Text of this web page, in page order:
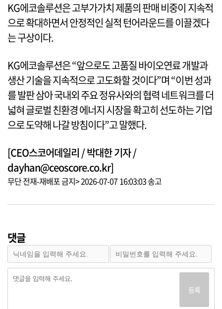
KG에코솔루션은 고부가가치 제품의 판매 비중이 지속적
으로 확대하면서 안정적인 실적 턴어라운드를 이끌겠다
는 구상이다.
KG에코솔루션은 “앞으로도 고품질 바이오연료 개발과
생산 기술을 지속적으로 고도화할 것이다”며 “이번 성과
를 발판 삼아 국내외 주요 정유사와의 협력 네트워크를 더
넓혀 글로벌 친환경 에너지 시장을 확고히 선도하는 기업
으로 도약해 나갈 방침이다”고 말했다.
[CEO스코어데일리 / 박대한 기자 /
dayhan@ceoscore.co.kr]
무단 전재-재배포 금지> 2026-07-07 16:03:03 송고
댓글
등록